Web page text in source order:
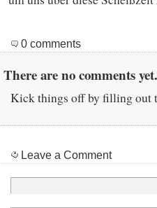
0 comments
There are no comments
Kick things off by filling out
Leave a Comment